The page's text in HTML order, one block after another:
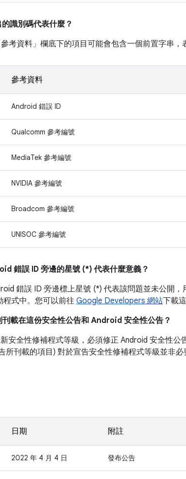
識別碼代表什麼？
考資料」 欄底下的項目可能會包含一個前置字串，
參考資料
Android 錯誤 ID
Qualcomm 參考編號
MediaTek 參考編號
NVIDIA 參考編號
Broadcom 參考編號
UNISOC 參考編號
錯誤 ID 旁邊的星號 (*) 代表什麼意義？
錯誤 ID 旁邊標上星號 (*) 代表該問題並未公開
程式中。您可以前往Google Developers 網站下載
載在這份安全性公告和 Android 安全性公告？
安全性修補程式等級，必須修正 Android 安全性公
所刊載的項目) 對於宣告安全性修補程式等級並非必
日期 附註
2022 年 4 月 4 日 發布公告